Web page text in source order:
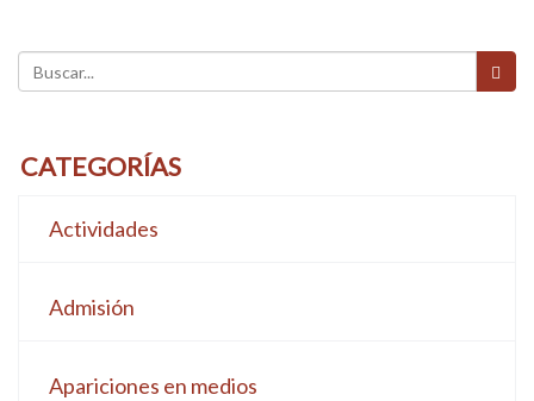
CATEGORÍAS
Actividades
Admisión
Apariciones en medios